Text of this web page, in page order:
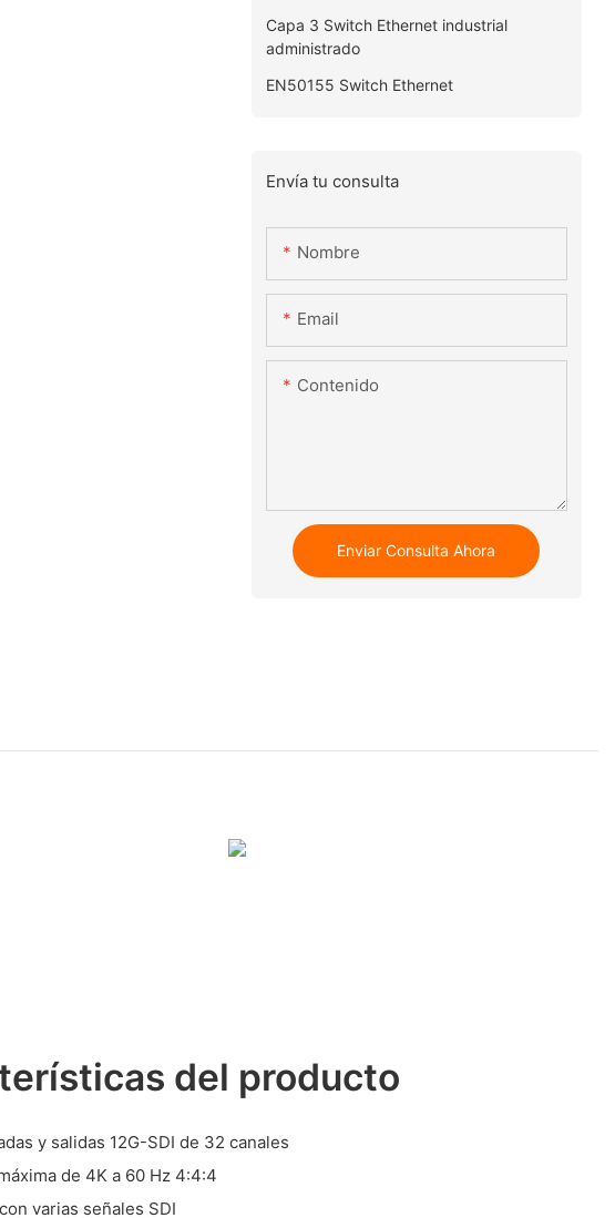
Capa 3 Switch Ethernet industrial
administrado
EN50155 Switch Ethernet
Envía tu consulta
Nombre
Email
Contenido
Enviar Consulta Ahora
del producto
y salidas 12G-SDI de 32 canales
de 4K a 60 Hz 4:4:4
varias señales SDI